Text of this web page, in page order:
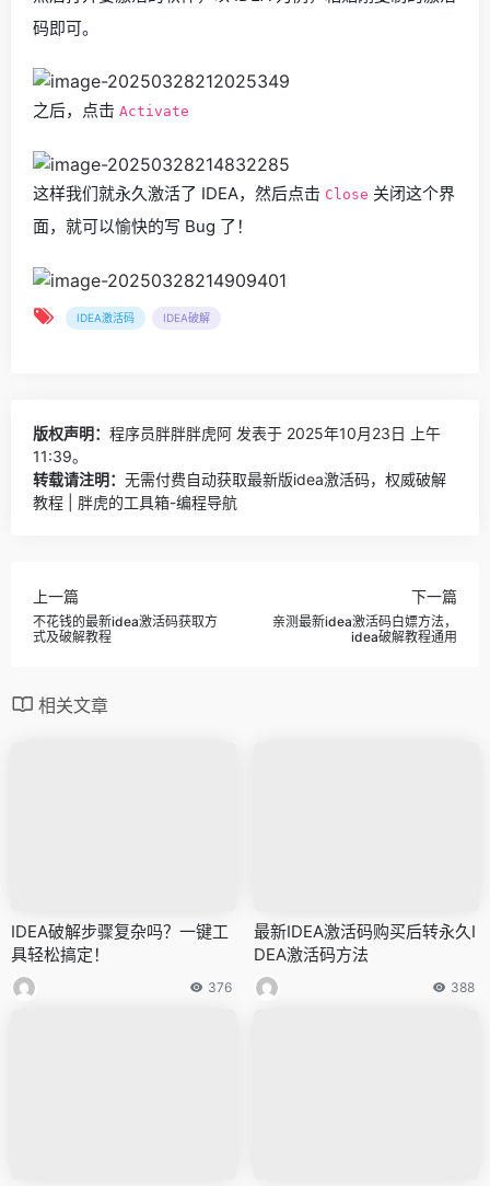
码即可。
之后，点击 Activate
这样我们就永久激活了 IDEA，然后点击 Close 关闭这个界
面，就可以愉快的写 Bug 了！
IDEA激活码 IDEA破解
版权声明： 程序员胖胖胖虎阿 发表于 2025年10月23日 上午
11:39。
转载请注明： 无需付费自动获取最新版idea激活码，权威破解
教程 | 胖虎的工具箱-编程导航
上一篇
不花钱的最新idea激活码获取方
式及破解教程
下一篇
亲测最新idea激活码白嫖方法，
idea破解教程通用
相关文章
IDEA破解步骤复杂吗？一键工
具轻松搞定！
376
最新IDEA激活码购买后转永久I
DEA激活码方法
388